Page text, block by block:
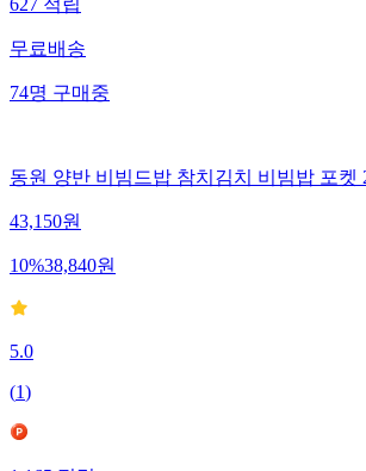
627적립
무료배송
74명구매중
동원 양반 비빔드밥 참치김치 비빔밥 포켓
43,150원
10%38,840원
5.0
(1)